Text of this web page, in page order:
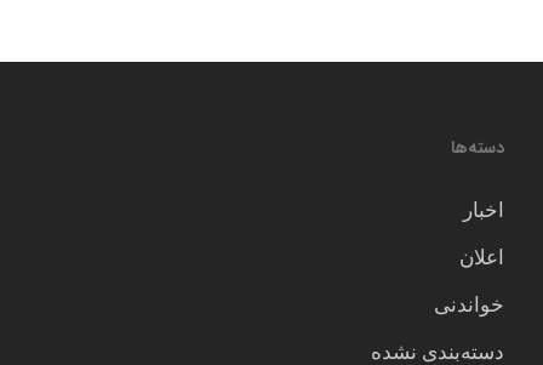
دسته‌ها
اخبار
اعلان
خواندنی
دسته‌بندی نشده